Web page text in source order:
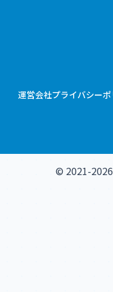
運営会社プライバシー
© 2021-